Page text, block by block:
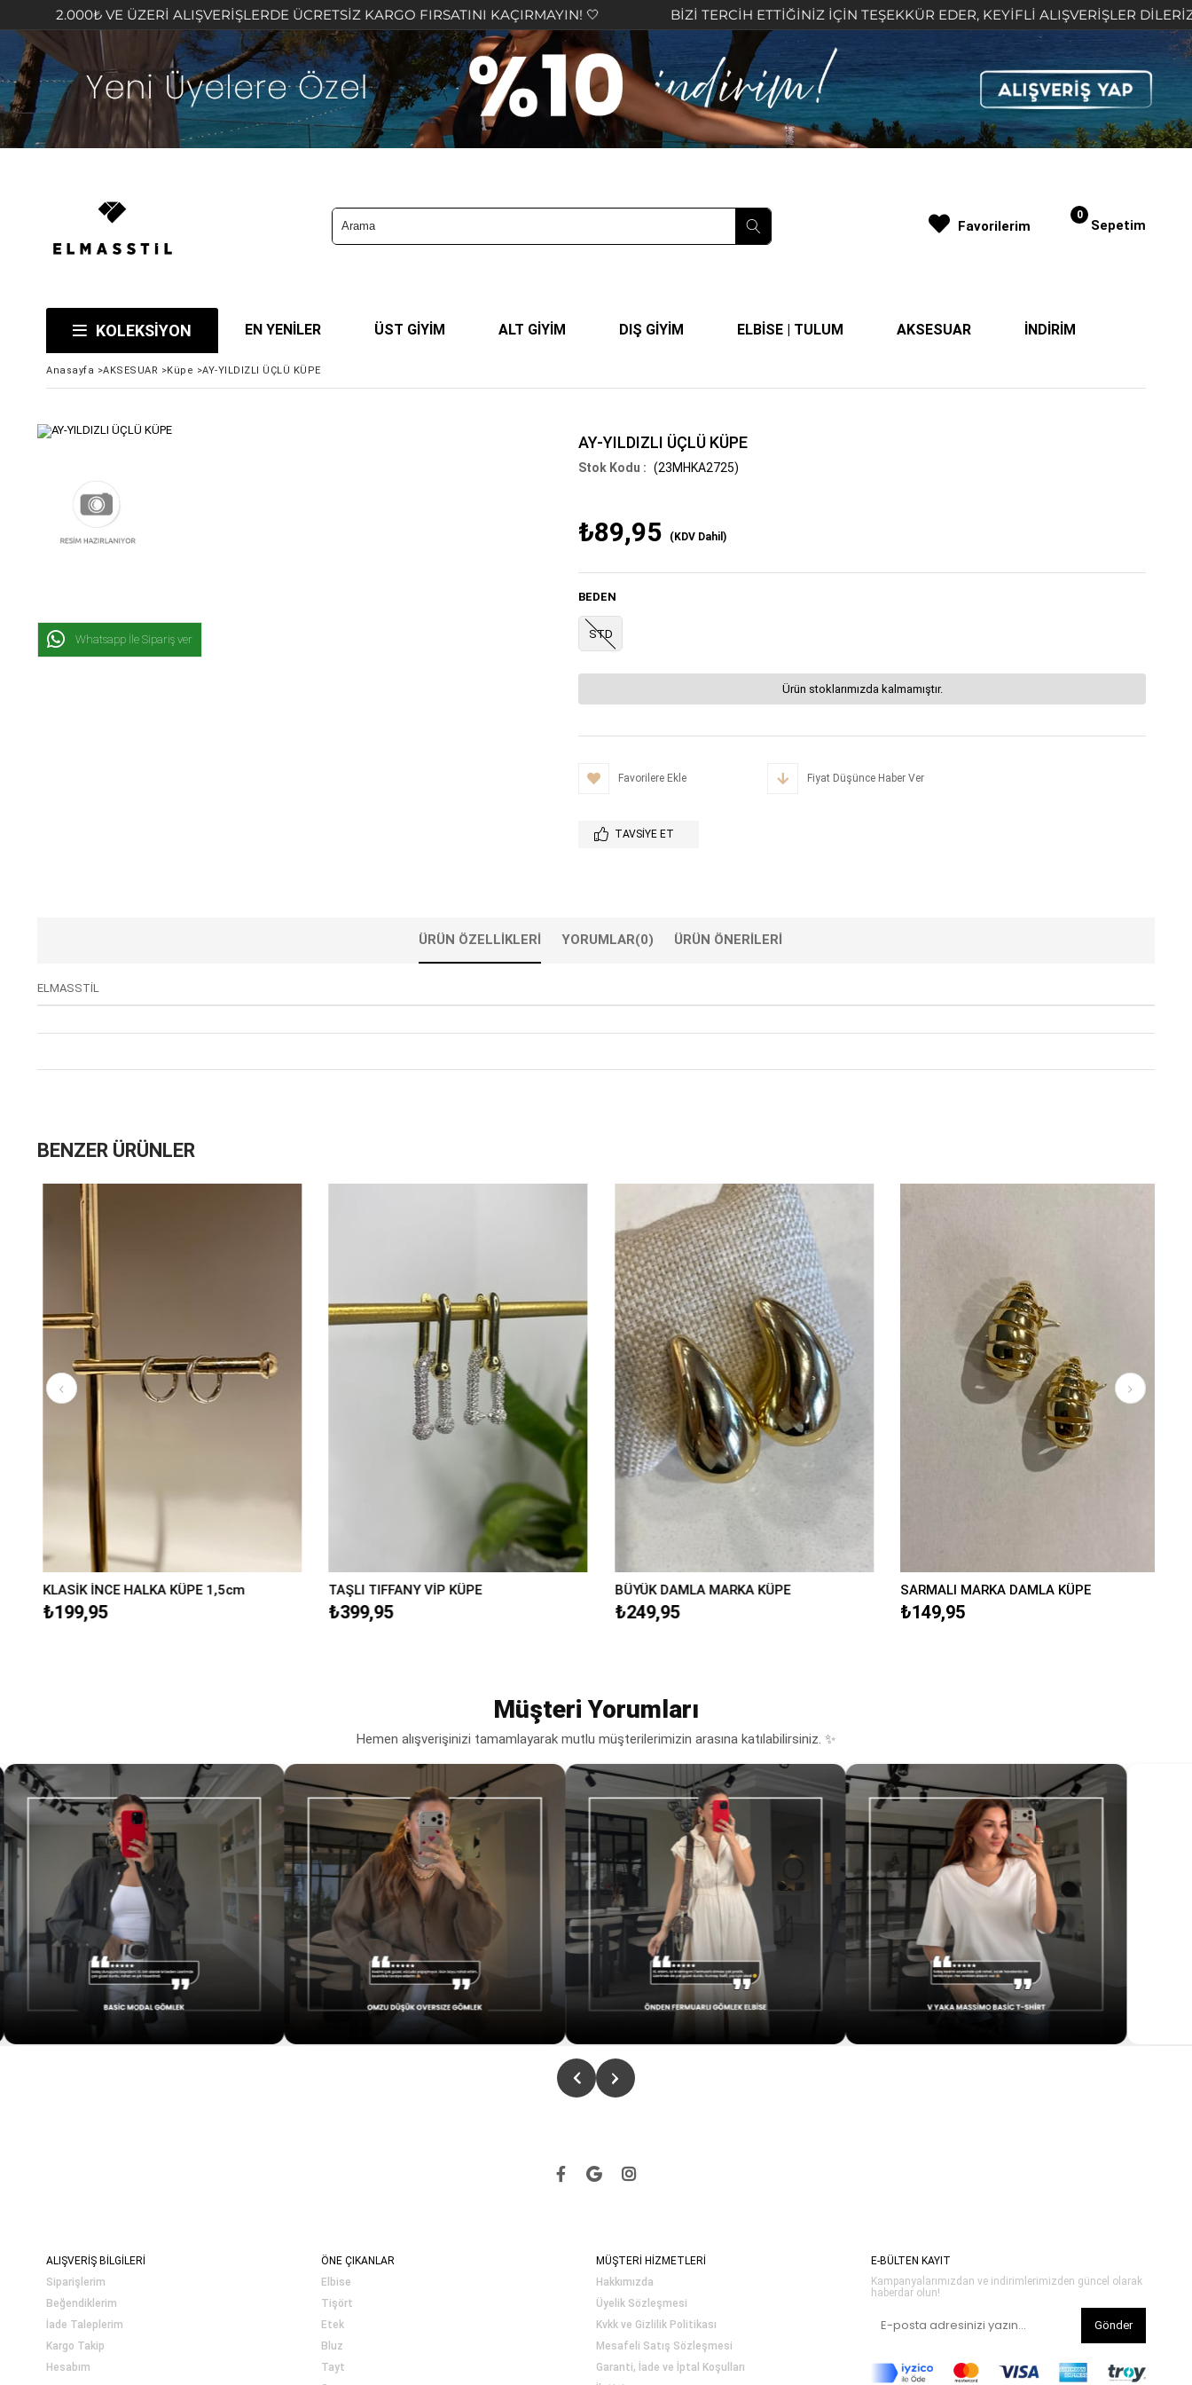
VE ÜZERİ ALIŞVERİŞLERDE ÜCRETSİZ KARGO FIRSATINI KAÇIRMAYIN! 🤍 BİZİ TERCİH ETTİĞİNİZ İÇİN TEŞEKKÜR EDER, KEYİFLİ ALIŞVERİŞLER DİLERİZ 🤍
Sepetim
0
KOLEKSİYON EN YENİLER ÜST GİYİM ALT GİYİM DIŞ GİYİM ELBİSE | TULUM AKSESUAR İNDİRİM
Favorilerim
Anasayfa >AKSESUAR >Küpe >AY-YILDIZLI ÜÇLÜ KÜPE
Whatsapp İle Sipariş ver
AY-YILDIZLI ÜÇLÜ KÜPE
(23MHKA2725)
₺89,95 (KDV Dahil)
BEDEN
STD
Ürün stoklarımızda kalmamıştır.
Favorilere Ekle Fiyat Düşünce Haber Ver
TAVSIYE ET
ÜRÜN ÖZELLIKLERI YORUMLAR(0) ÜRÜN ÖNERILERI
ELMASSTİL
BENZER ÜRÜNLER
KLASİK İNCE HALKA KÜPE 1,5cm
₺199,95
TAŞLI TIFFANY VİP KÜPE
₺399,95
BÜYÜK DAMLA MARKA KÜPE
₺249,95
SARMALI MARKA DAMLA KÜPE
₺149,95
Müşteri Yorumları
Hemen alışverişinizi tamamlayarak mutlu müşterilerimizin arasına katılabilirsiniz. ✨
ALIŞVERİŞ BİLGİLERİ
Siparişlerim
Beğendiklerim
İade Taleplerim
Kargo Takip
Hesabım
ÖNE ÇIKANLAR
Elbise
Tişört
Etek
Bluz
Tayt
MÜŞTERİ HİZMETLERİ
Hakkımızda
Üyelik Sözleşmesi
Kvkk ve Gizlilik Politikası
Mesafeli Satış Sözleşmesi
Garanti, İade ve İptal Koşulları
E-BÜLTEN KAYIT
Kampanyalarımızdan ve indirimlerimizden güncel olarak
haberdar olun!
Gönder